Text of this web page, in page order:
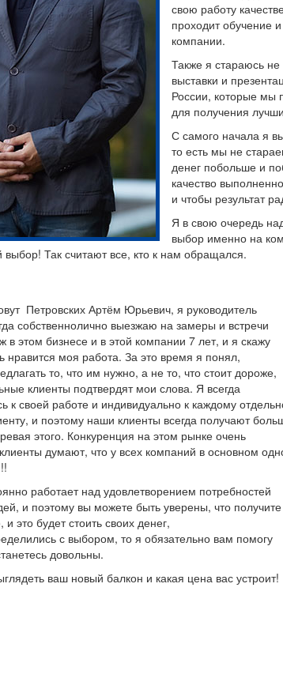
свою работу
проходит обучение
компании.
Также я стараюсь не
выставки и
России, которые мы
для получения
С самого начала я
то есть мы не
денег побольше и
качество
и чтобы результат
Я в свою очередь
выбор именно на
выбор! Так считают все, кто к нам обращался.
Петровских Артём Юрьевич, я руководитель
собственнолично выезжаю на замеры и встречи
в этом бизнесе и в этой компании 7 лет, и я скажу
нравится моя работа. За это время я понял,
то, что им нужно, а не то, что стоит дороже,
клиенты подтвердят мои слова. Я всегда
к своей работе и индивидуально к каждому
и поэтому наши клиенты всегда получают
этого. Конкуренция на этом рынке очень
думают, что у всех компаний в основном
работает над удовлетворением потребностей
и поэтому вы можете быть уверены, что получите
это будет стоить своих денег,
с выбором, то я обязательно вам помогу
довольны.
ваш новый балкон и какая цена вас устроит!